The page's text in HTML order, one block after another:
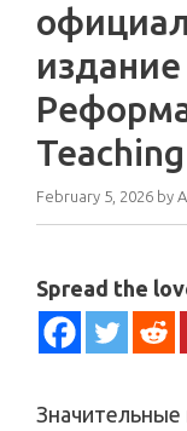
February 5, 2026 by
Spread the